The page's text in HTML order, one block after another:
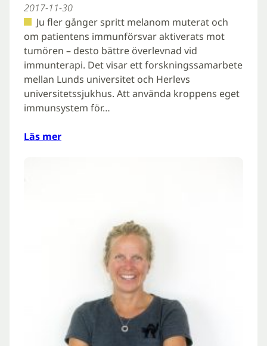
2017-11-30
Ju fler gånger spritt melanom muterat och
om patientens immunförsvar aktiverats mot
tumören – desto bättre överlevnad vid
immunterapi. Det visar ett forskningssamarbete
mellan Lunds universitet och Herlevs
universitetssjukhus. Att använda kroppens eget
immunsystem för…
Läs mer